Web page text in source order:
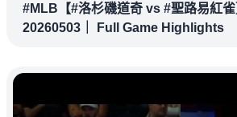
#MLB【#洛杉磯道奇 vs #聖路易紅雀
20260503｜ Full Game Highlights